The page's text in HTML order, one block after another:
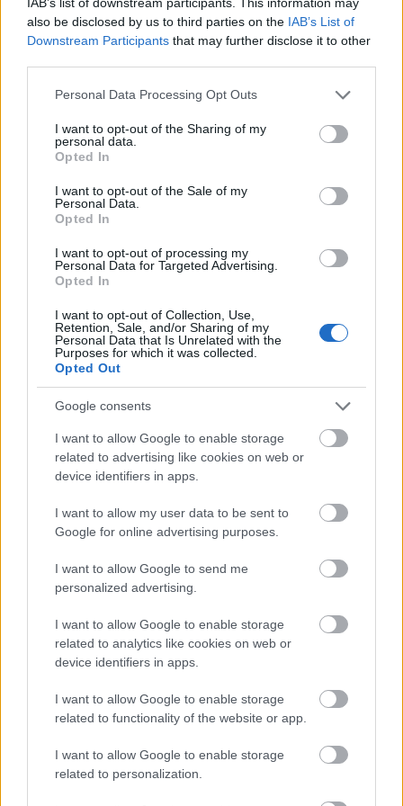
also be disclosed by us to third parties on the IAB’s List of
Downstream Participants that may further disclose it to other
Please note that this website/app uses one or more Google
not limited to your visit or usage behaviour. You may click to
grant or deny consent to Google and its third-party tags to
use your data for below specified purposes in below Google
consent section.
Personal Data Processing Opt Outs
I want to opt-out of the Sharing of my
personal data.
Opted In
I want to opt-out of the Sale of my
Personal Data.
Opted In
I want to opt-out of processing my
Personal Data for Targeted Advertising.
Opted In
I want to opt-out of Collection, Use,
Retention, Sale, and/or Sharing of my
Personal Data that Is Unrelated with the
Purposes for which it was collected.
Opted Out
Google consents
I want to allow Google to enable storage
related to advertising like cookies on web or
device identifiers in apps.
I want to allow my user data to be sent to
Google for online advertising purposes.
I want to allow Google to send me
personalized advertising.
I want to allow Google to enable storage
related to analytics like cookies on web or
device identifiers in apps.
I want to allow Google to enable storage
related to functionality of the website or app.
I want to allow Google to enable storage
related to personalization.
A legenda szerint a csárdából alagutakon is ki
lehetett jutni: az egyik egy vizenyős nádasba
vezetett, a másik 8-10 kilométer hosszú volt, és a
Hármas-Körös partja melletti füzesbe vitt ki. Ez
utóbbi alagút egyik szakaszán egy hatalmas terem
is volt, ahol a föld alatt 18-20 lovat is kényelmesen el
lehetett rejteni. A Békés nevű lap1892. április 3-i
száma tudósított arról, hogy rejtett kéményt tártak
fel a Kondorosi csárdában: „Az épületnek feltűnően
massív, nagy és széles kéménye volt, melyről csak
most tudódott ki, mikor megbontották, hogy az
mértékben volt az, hanem nagyobb részben egy
tágas szoba, ahol kényelmesen megfért hat ember,
olyannyira kényelmesen, hogy annyi borozó hely volt
számukra asztal mellett berendezve. A bejáró direkt
a kéményből volt a benyíló setét szobába, a
a padláson járva senkinek fogalma sem lehetett
arról, hogy massív kémény falazat mellékesen mit
rejt magában. Erre a rejtőkre most véletlenül jöttek
rá a ház lakói, vagy a kondorosiak között senkinek
sem volt róla tudomása. Hanem ez a fölfedett
rejtekhely sok mindenféle rejtélyre vet világot, ami
évtizedekkel ezelőtt boszorkánysággal és
hihetetlenséggel volt határos. – Hányszor történt
ugyanis, hogy a pandúrok szeme láttára szorultak
be üldözött betyárok a kondorosi csárdába és mégis
mikor a pandúrok is a csárdához jöttek,
hírmondónak való betyárt sem találtak benne.”